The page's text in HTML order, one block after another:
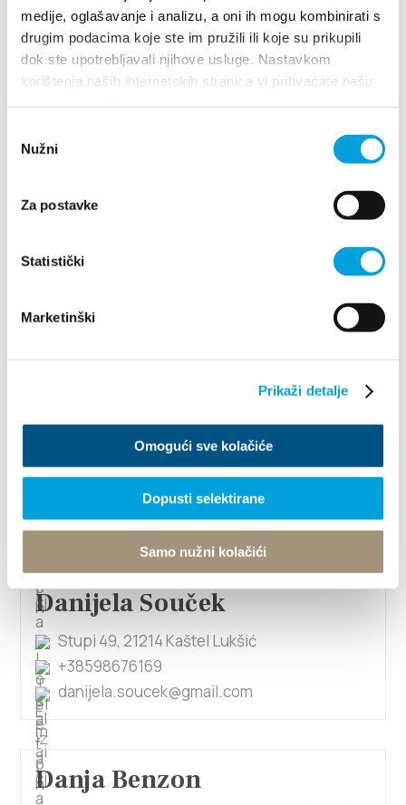
medije, oglašavanje i analizu, a oni ih mogu kombinirati s
drugim podacima koje ste im pružili ili koje su prikupili
dok ste upotrebljavali njihove usluge. Nastavkom
korištenja naših internetskih stranica vi prihvaćate našu
pristanka
Nužni
Za postavke
Statistički
Marketinški
Prikaži detalje
Omogući sve kolačiće
Dopusti selektirane
Samo nužni kolačići
Danijela Čavka
PUT STRINJE 35, 21212 Kaštel Sućurac
+385915485045
Danijela Ivković - Cigić
+385915239404
Danijela Krivić
Primorska ulica 36, 21214 Kaštel Gomilica
+385955244682
pansionkrivic@gmail.com
Danijela Souček
Stupi 49, 21214 Kaštel Lukšić
+38598676169
danijela.soucek@gmail.com
Danja Benzon